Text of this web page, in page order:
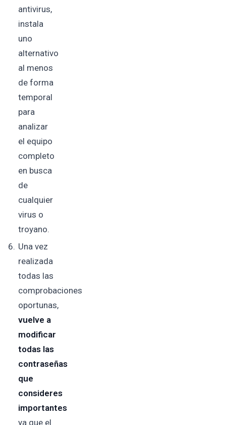
antivirus,
instala
uno
alternativo
al menos
de forma
temporal
para
analizar
el equipo
completo
en busca
de
cualquier
virus o
troyano.
Una vez
realizada
todas las
comprobaciones
oportunas,
vuelve a
modificar
todas las
contraseñas
que
consideres
importantes
ya que el